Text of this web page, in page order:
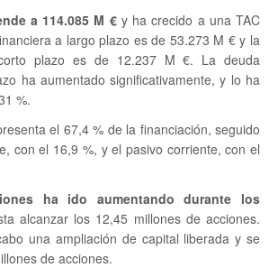
a 114.085 M €y ha crecido a una TAC
a largo plazo es de 53.273 M € y la
plazo es de 12.237 M €. La deuda
ha aumentado significativamente, y lo ha
%.
el 67,4 % de la financiación, seguido
con el 16,9 %, y el pasivo corriente, con el
ha ido aumentando durante los
alcanzar los 12,45 millones de acciones.
una ampliación de capital liberada y se
de acciones.